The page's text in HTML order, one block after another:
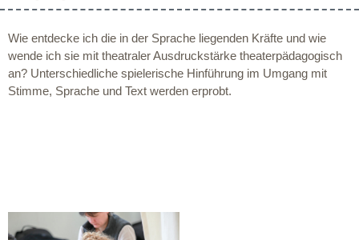
Wie entdecke ich die in der Sprache liegenden Kräfte und wie
wende ich sie mit theatraler Ausdruckstärke theaterpädagogisch
an? Unterschiedliche spielerische Hinführung im Umgang mit
Stimme, Sprache und Text werden erprobt.